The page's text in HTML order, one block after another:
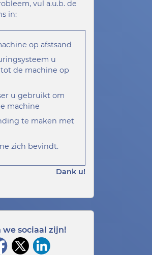
vul a.u.b. de
in:
op afstsand
u
de machine op
u gebruikt om
machine
te maken met
zich bevindt.
Dank u!
we sociaal zijn!